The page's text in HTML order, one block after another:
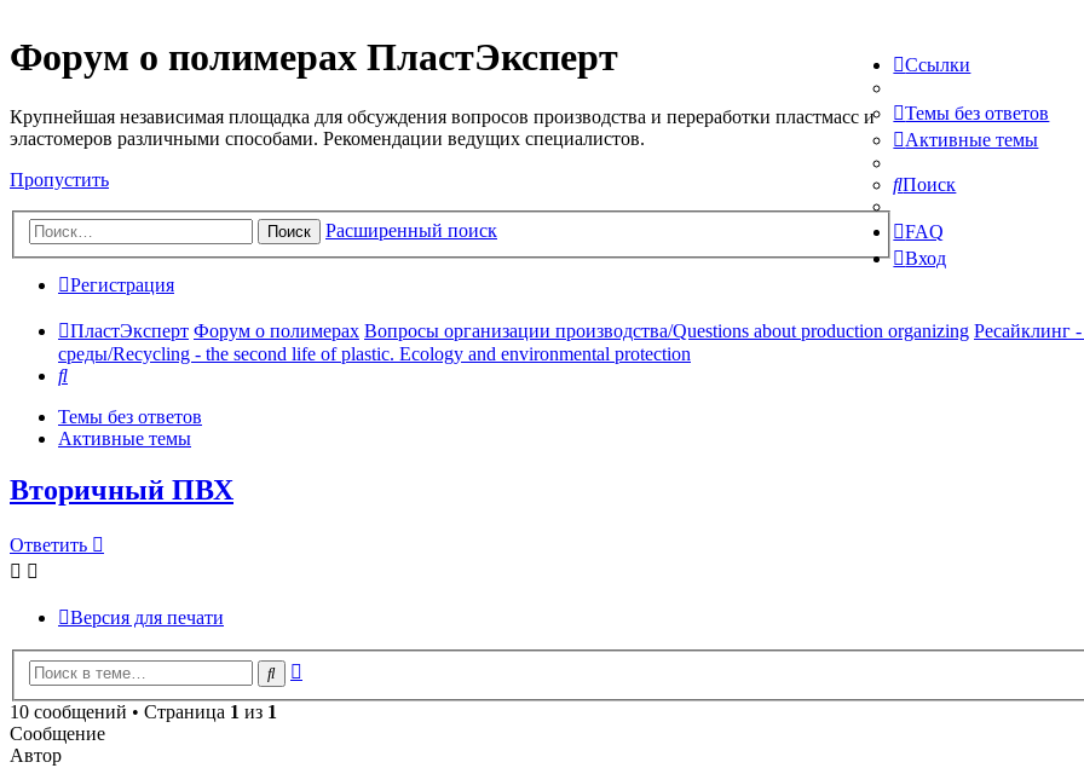
Форум о полимерах ПластЭксперт
Крупнейшая независимая площадка для обсуждения вопросов производства и переработки пластмасс и
эластомеров различными способами. Рекомендации ведущих специалистов.
Пропустить
Поиск Расширенный поиск
Ссылки
Темы без ответов
Активные темы
Поиск
FAQ
Вход
Регистрация
ПластЭксперт Форум о полимерах Вопросы организации производства/Questions about production organizing Ресайклинг
среды/Recycling - the second life of plastic. Ecology and environmental protection
Поиск
Темы без ответов
Активные темы
Вторичный ПВХ
Ответить
Версия для печати
Поиск
10 сообщений • Страница 1 из 1
Сообщение
Автор